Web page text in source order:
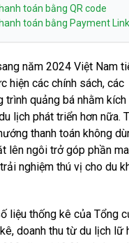
toán bằng QR code
toán bằng Payment Link
năm 2024 Việt Nam
hiện các chính sách, các
trình quảng bá nhằm kích
lịch phát triển hơn nữa.
thanh toán không
lên ngôi trở góp phần
nghiệm thú vị cho du
liệu thống kê của Tổng
doanh thu từ du lịch lữ